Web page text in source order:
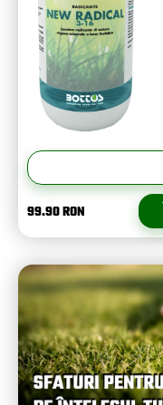
99.90 RON